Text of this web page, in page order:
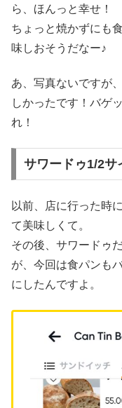
ら、ほんっと幸せ！
ちょっと焼かずにも
味しおそうだなー♪
あ、写真ないですが
しかったです！バゲ
れ！
サワードゥ1/2サ
以前、店に行った時
て美味しくて。
その後、サワードゥ
が、今回は食パンも
にしたんですよ。